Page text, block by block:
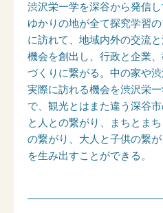
渋沢栄一学を深谷から発信
ゆかりの地が全て探究学習
に訪れて、地域内外の交流
機会を創出し、行政と企業
づくりに繋がる。中の家や渋
実際に訪れる機会を渋沢栄
で、観光とはまた違う深谷
と人との繋がり、まちとま
の繋がり、大人と子供の繋
を生み出すことができる。